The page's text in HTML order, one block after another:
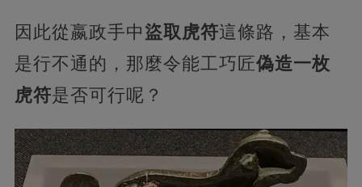
因此從嬴政手中 盜取虎符這條路，基本
是行不通的，那麼令能工巧匠偽造一枚
虎符是否可行呢？